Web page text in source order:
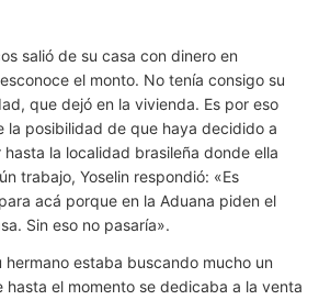
salió de su casa con dinero en
el monto. No tenía consigo su
que dejó en la vivienda. Es por eso
la posibilidad de que haya decidido a
la localidad brasileña donde ella
trabajo, Yoselin respondió: «Es
acá porque en la Aduana piden el
Sin eso no pasaría».
hermano estaba buscando mucho un
hasta el momento se dedicaba a la venta